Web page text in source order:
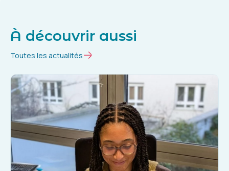
À découvrir aussi
Toutes les actualités